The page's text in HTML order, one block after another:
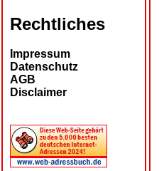
Rechtliches
Impressum
Datenschutz
AGB
Disclaimer